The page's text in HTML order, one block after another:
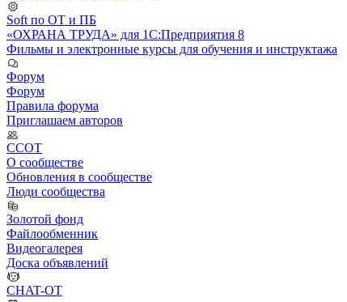
Soft по ОТ и ПБ
«ОХРАНА ТРУДА» для 1С:Предприятия 8
Фильмы и электронные курсы для обучения и инструктажа
Форум
Форум
Правила форума
Приглашаем авторов
ССОТ
О сообществе
Обновления в сообществе
Люди сообщества
Золотой фонд
Файлообменник
Видеогалерея
Доска объявлений
CHAT-OT